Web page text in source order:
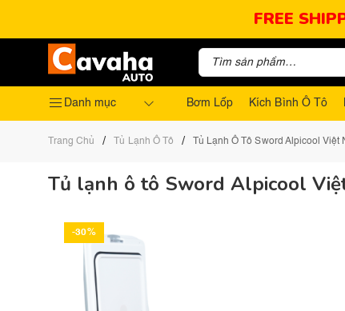
FREE
Danh mục Bơm Lốp Kích Bình Ô Tô
Trang Chủ / Tủ Lạnh Ô Tô / Tủ Lạnh Ô Tô Sword Alpicool Việt
Tủ lạnh ô tô Sword Alpicool
-30%